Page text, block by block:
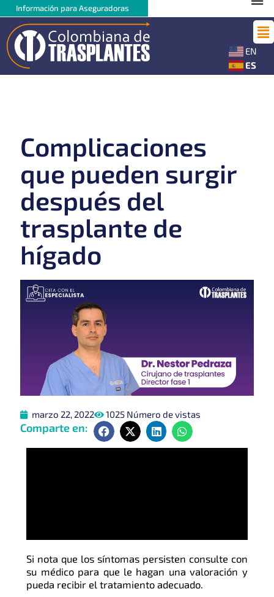
al
contenido
Información para Aseguradoras
EN
ES
Complicaciones
que pueden surgir
después del
trasplante de
hígado
marzo 22, 2022 1025 Número de vistas
Comparte en:
Si nota que los síntomas persisten consulte con
su médico para que le hagan una valoración y
pueda recibir el tratamiento adecuado.